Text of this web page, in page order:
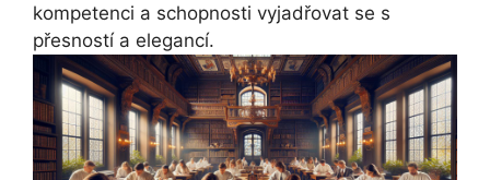
kompetenci a schopnosti vyjadřovat se s
přesností a elegancí.